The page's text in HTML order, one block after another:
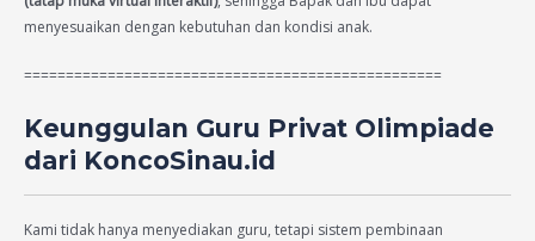
menyesuaikan dengan kebutuhan dan kondisi anak.
==================================================
Keunggulan Guru Privat Olimpiade
dari KoncoSinau.id
Kami tidak hanya menyediakan guru, tetapi sistem pembinaan